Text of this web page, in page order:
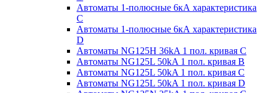
Автоматы 1-полюсные 6кА характеристика
C
Автоматы 1-полюсные 6кА характеристика
D
Автоматы NG125H 36kA 1 пол. кривая C
Автоматы NG125L 50kA 1 пол. кривая B
Автоматы NG125L 50kA 1 пол. кривая C
Автоматы NG125L 50kA 1 пол. кривая D